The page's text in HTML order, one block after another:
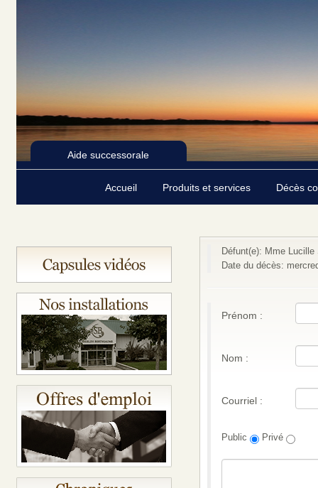
Aide successorale
Accueil Produits et services Décès
Défunt(e): Mme
Date du décès:
Prénom :
Nom :
Courriel :
Public Privé